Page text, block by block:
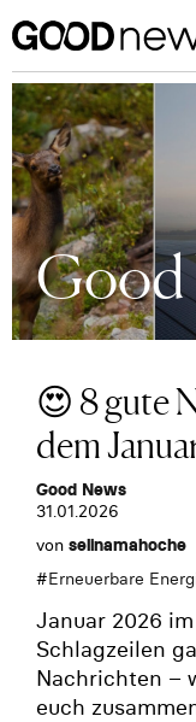
Good
😍 8 gute
dem
Good News
31.01.2026
von selinamahoche
#Erneuerbare
Januar 2026
Schlagzeilen
Nachrichten –
euch